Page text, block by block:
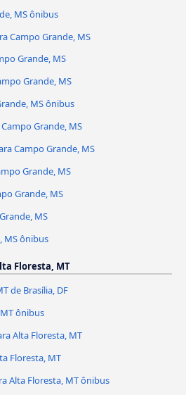
MS ônibus
Campo Grande, MS
Grande, MS
Grande, MS
MS ônibus
Grande, MS
Campo Grande, MS
Grande, MS
Grande, MS
MS
MS ônibus
Floresta, MT
de Brasília, DF
ônibus
Alta Floresta, MT
Floresta, MT
Alta Floresta, MT ônibus